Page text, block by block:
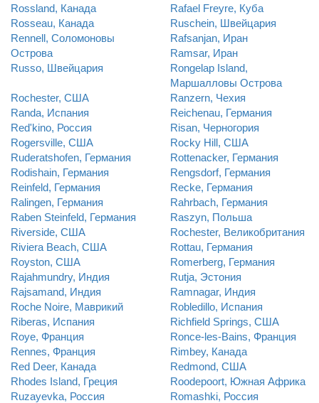
Rossland, Канада
Rafael Freyre, Куба
Rosseau, Канада
Ruschein, Швейцария
Rennell, Соломоновы
Острова
Rafsanjan, Иран
Ramsar, Иран
Russo, Швейцария
Rongelap Island,
Маршалловы Острова
Rochester, США
Ranzern, Чехия
Randa, Испания
Reichenau, Германия
Red'kino, Россия
Risan, Черногория
Rogersville, США
Rocky Hill, США
Ruderatshofen, Германия
Rottenacker, Германия
Rodishain, Германия
Rengsdorf, Германия
Reinfeld, Германия
Recke, Германия
Ralingen, Германия
Rahrbach, Германия
Raben Steinfeld, Германия
Raszyn, Польша
Riverside, США
Rochester, Великобритания
Riviera Beach, США
Rottau, Германия
Royston, США
Romerberg, Германия
Rajahmundry, Индия
Rutja, Эстония
Rajsamand, Индия
Ramnagar, Индия
Roche Noire, Маврикий
Robledillo, Испания
Riberas, Испания
Richfield Springs, США
Roye, Франция
Ronce-les-Bains, Франция
Rennes, Франция
Rimbey, Канада
Red Deer, Канада
Redmond, США
Rhodes Island, Греция
Roodepoort, Южная Африка
Ruzayevka, Россия
Romashki, Россия